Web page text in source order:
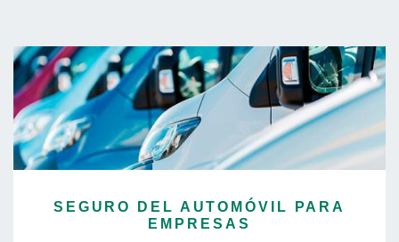
SEGURO DEL AUTOMÓVIL PARA
EMPRESAS